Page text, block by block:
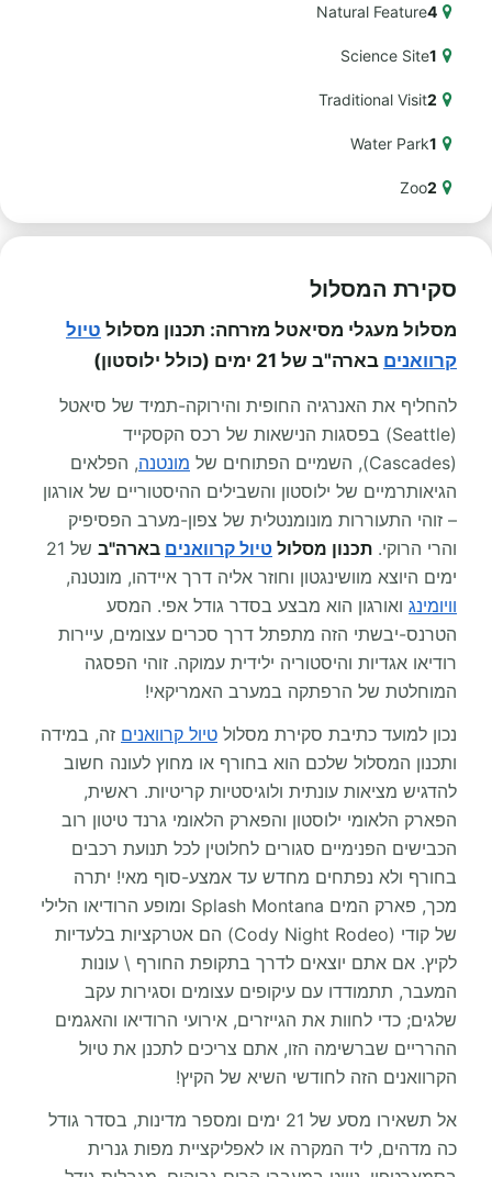
4
Natural Feature
1
Science Site
2
Traditional Visit
1
Water Park
2
Zoo
סקירת המסלול
מסלול מעגלי מסיאטל מזרחה: תכנון מסלול טיול
קרוואנים בארה"ב של 21 ימים (כולל ילוסטון)
להחליף את האנרגיה החופית והירוקה-תמיד של סיאטל
(Seattle) בפסגות הנישאות של רכס הקסקייד
(Cascades), השמיים הפתוחים של
מונטנה, הפלאים
הגיאותרמיים של ילוסטון והשבילים ההיסטוריים של אורגון
– זוהי התעוררות מונומנטלית של צפון-מערב הפסיפיק
והרי הרוקי. תכנון מסלול טיול קרוואנים בארה"ב
של 21
ימים היוצא מוושינגטון וחוזר אליה דרך איידהו, מונטנה,
וויומינג ואורגון הוא מבצע בסדר גודל אפי. המסע
הטרנס-יבשתי הזה מתפתל דרך סכרים עצומים, עיירות
רודיאו אגדיות והיסטוריה ילידית עמוקה. זוהי הפסגה
המוחלטת של הרפתקה במערב האמריקאי!
נכון למועד כתיבת סקירת מסלול טיול קרוואנים זה, במידה
ותכנון המסלול שלכם הוא בחורף או מחוץ לעונה חשוב
להדגיש מציאות עונתית ולוגיסטיות קריטיות. ראשית,
הפארק הלאומי ילוסטון והפארק הלאומי גרנד טיטון רוב
הכבישים הפנימיים סגורים לחלוטין לכל תנועת רכבים
בחורף ולא נפתחים מחדש עד אמצע-סוף מאי! יתרה
מכך, פארק המים Splash Montana ומופע הרודיאו הלילי
של קודי (Cody Night Rodeo) הם אטרקציות בלעדיות
לקיץ. אם אתם יוצאים לדרך בתקופת החורף \ עונות
המעבר, תתמודדו עם עיקופים עצומים וסגירות עקב
שלגים; כדי לחוות את הגייזרים, אירועי הרודיאו והאגמים
ההרריים שברשימה הזו, אתם צריכים לתכנן את טיול
הקרוואנים הזה לחודשי השיא של הקיץ!
אל תשאירו מסע של 21 ימים ומספר מדינות, בסדר גודל
כה מדהים, ליד המקרה או לאפליקציית מפות גנרית